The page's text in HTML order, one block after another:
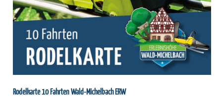
Rodelkarte 10 Fahrten Wald-Michelbach ERW